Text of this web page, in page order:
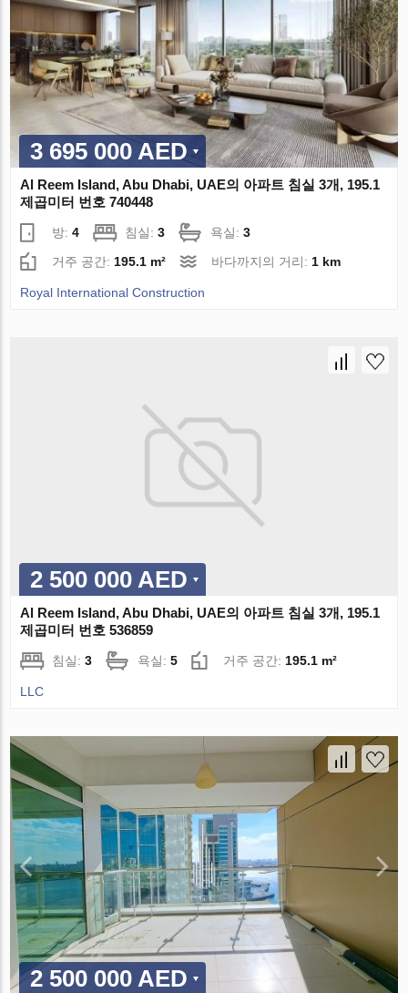
3 695 000 AED
Al Reem Island, Abu Dhabi, UAE의 아파트 침실 3개, 195.1
제곱미터 번호 740448
방:4 침실:3 욕실:3
거주 공간:195.1 m² 바다까지의 거리:1 km
Royal International Construction
2 500 000 AED
Al Reem Island, Abu Dhabi, UAE의 아파트 침실 3개, 195.1
제곱미터 번호 536859
침실:3 욕실:5 거주 공간: 195.1 m²
LLC
2 500 000 AED